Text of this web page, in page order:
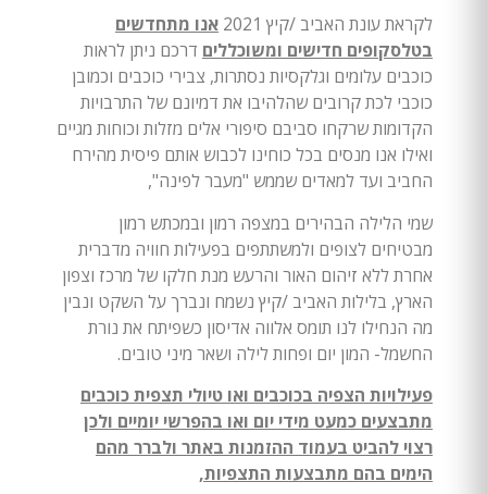
לקראת עונת האביב /קיץ 2021
אנו מתחדשים
בטלסקופים חדישים ומשוכללים דרכם ניתן לראות
כוכבים עלומים וגלקסיות נסתרות, צבירי כוכבים וכמובן
כוכבי לכת קרובים שהלהיבו את דמיונם של התרבויות
הקדומות שרקחו סביבם סיפורי אלים מזלות וכוחות מגיים
ואילו אנו מנסים בכל כוחינו לכבוש אותם פיסית מהירח
החביב ועד למאדים שממש "מעבר לפינה",
שמי הלילה הבהירים במצפה רמון ובמכתש רמון
מבטיחים לצופים ולמשתתפים בפעילות חוויה מדברית
אחרת ללא זיהום האור והרעש מנת חלקו של מרכז וצפון
הארץ, בלילות האביב /קיץ נשמח ונברך על השקט ונבין
מה הנחילו לנו תומס אלווה אדיסון כשפיתח את נורת
החשמל- המון יום ופחות לילה ושאר מיני טובים.
פעילויות הצפיה בכוכבים ואו טיולי תצפית כוכבים
מתבצעים כמעט מידי יום ואו בהפרשי יומיים ולכן
רצוי להביט בעמוד ההזמנות באתר ולברר מהם
הימים בהם מתבצעות התצפיות,